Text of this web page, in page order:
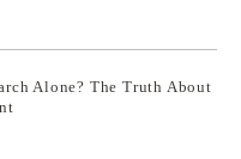
Alone? The Truth About